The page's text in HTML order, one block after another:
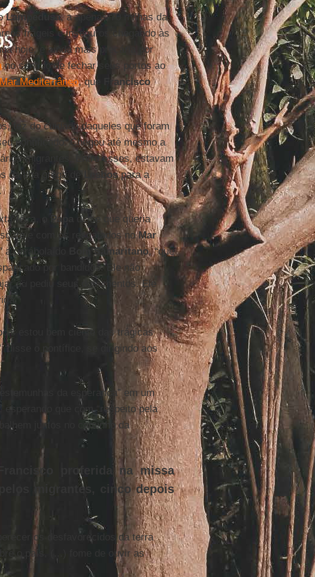
Lampedusa, a apenas 70 milhas da
frágeis e inseguros chegando às
hoje, e ainda mais precária por
no sentido de fechar seus portos ao
Mediterrâneo, que
Francisco
fez do cuidado daqueles que foram
pontificado. Chegou até mesmo a
migrantes. Entre esses, estavam
da Ilha grega de
Lesbospara a
feira, o Papa
disse que queria
e com os resgatados noMar
a parábola do Bom Samaritano, “que
por bandidos. Ele não
ou pediu seus documentos. Ele
estou bem ciente das trágicas
disse o pontífice, se dirigindo aos
da esperança” em um
esperando que com “respeito pela
juntos no caminho da
proferida na missa
migrantes, cinco depois
os desfavorecidos da terra
o país, (...) fome de ouvir as